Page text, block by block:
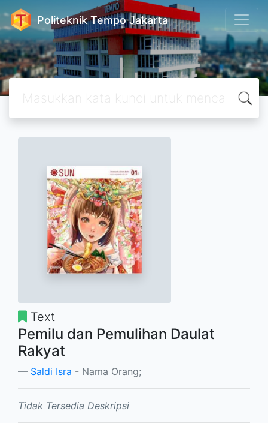
Politeknik Tempo Jakarta
Text
Pemilu dan Pemulihan Daulat
Rakyat
Saldi Isra - Nama Orang;
Tidak Tersedia Deskripsi